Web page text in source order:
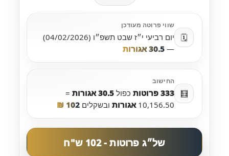
🗓️
שווי פרוטה מעודכן
יום רביעי י״ז שבט תשפ״ו (04/02/2026)
— 30.5 אגורות
🧮
החישוב
333 פרוטות כפול 30.5 אגורות
=
10,156.50 אגורות ובשקלים 102 ₪
של״ג פרוטות - 102 ש"ח